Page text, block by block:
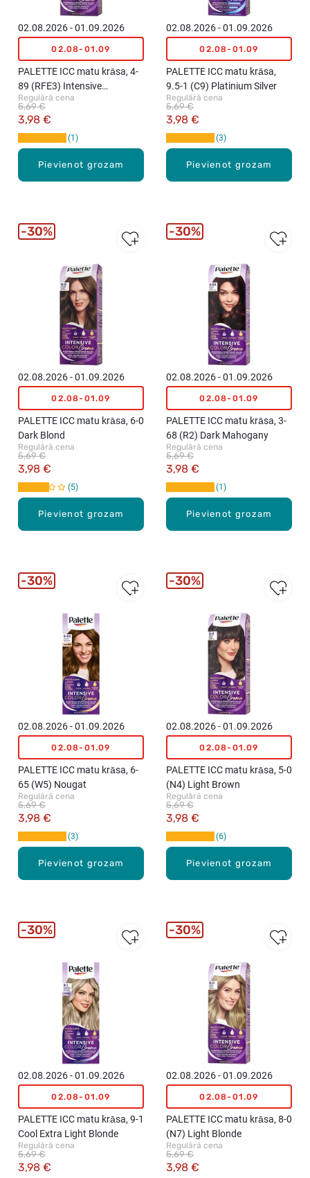
Pievienot grozam
02.08.2026 - 01.09.2026
02.08-01.09
PALETTE ICC matu krāsa, 4-
89 (RFE3) Intensive
Aubergine
Regulārā cena
3,98 €
5,69 €
1
Pievienot grozam
02.08.2026 - 01.09.2026
02.08-01.09
PALETTE ICC matu krāsa,
9.5-1 (C9) Platinium Silver
Regulārā cena
3,98 €
5,69 €
3
Pievienot grozam
02.08.2026 - 01.09.2026
02.08-01.09
PALETTE ICC matu krāsa, 6-0
Dark Blond
Regulārā cena
3,98 €
5,69 €
5
30%
Pievienot grozam
02.08.2026 - 01.09.2026
02.08-01.09
PALETTE ICC matu krāsa, 3-
68 (R2) Dark Mahogany
Regulārā cena
3,98 €
5,69 €
1
30%
Pievienot grozam
02.08.2026 - 01.09.2026
02.08-01.09
PALETTE ICC matu krāsa, 6-
65 (W5) Nougat
Regulārā cena
3,98 €
5,69 €
3
30%
Pievienot grozam
02.08.2026 - 01.09.2026
02.08-01.09
PALETTE ICC matu krāsa, 5-0
(N4) Light Brown
Regulārā cena
3,98 €
5,69 €
6
30%
02.08.2026 - 01.09.2026
02.08-01.09
PALETTE ICC matu krāsa, 9-1
Cool Extra Light Blonde
Regulārā cena
3,98 €
5,69 €
30%
02.08.2026 - 01.09.2026
02.08-01.09
PALETTE ICC matu krāsa, 8-0
(N7) Light Blonde
Regulārā cena
3,98 €
5,69 €
30%